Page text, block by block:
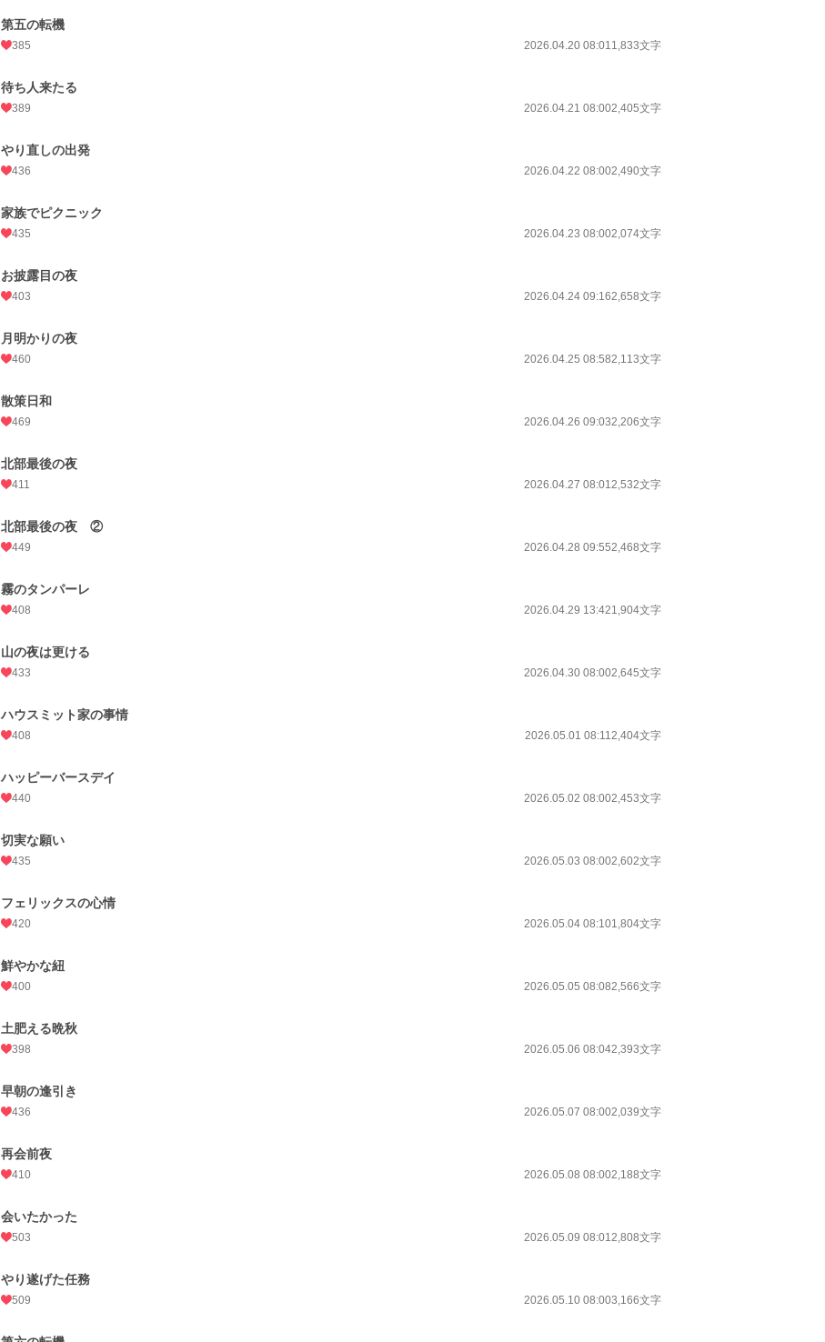
第五の転機
385 2026.04.20 08:011,833文字
待ち人来たる
389 2026.04.21 08:002,405文字
やり直しの出発
436 2026.04.22 08:002,490文字
家族でピクニック
435 2026.04.23 08:002,074文字
お披露目の夜
403 2026.04.24 09:162,658文字
月明かりの夜
460 2026.04.25 08:582,113文字
散策日和
469 2026.04.26 09:032,206文字
北部最後の夜
411 2026.04.27 08:012,532文字
北部最後の夜 ②
449 2026.04.28 09:552,468文字
霧のタンパーレ
408 2026.04.29 13:421,904文字
山の夜は更ける
433 2026.04.30 08:002,645文字
ハウスミット家の事情
408 2026.05.01 08:112,404文字
ハッピーバースデイ
440 2026.05.02 08:002,453文字
切実な願い
435 2026.05.03 08:002,602文字
フェリックスの心情
420 2026.05.04 08:101,804文字
鮮やかな紐
400 2026.05.05 08:082,566文字
土肥える晩秋
398 2026.05.06 08:042,393文字
早朝の逢引き
436 2026.05.07 08:002,039文字
再会前夜
410 2026.05.08 08:002,188文字
会いたかった
503 2026.05.09 08:012,808文字
やり遂げた任務
509 2026.05.10 08:003,166文字